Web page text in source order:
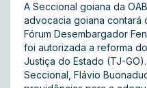
A Seccional goiana da
advocacia goiana contará
Fórum Desembargador
foi autorizada a reforma
Justiça do Estado (TJ-
Seccional, Flávio